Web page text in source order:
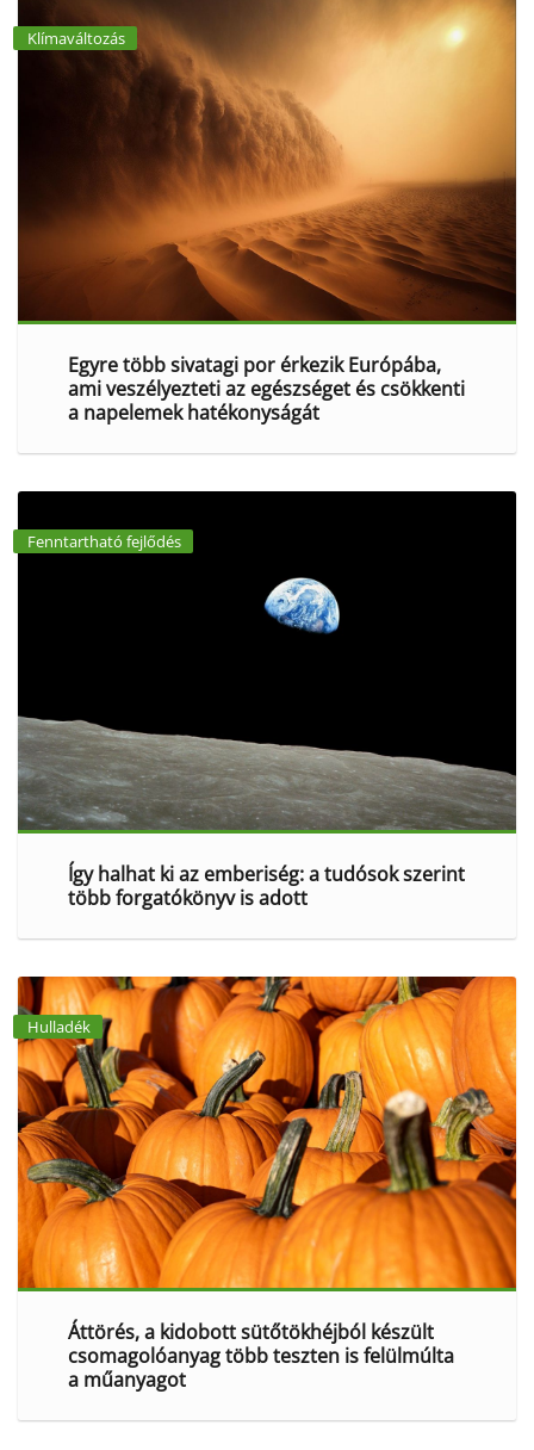
Klímaváltozás
Egyre több sivatagi por érkezik Európába,
ami veszélyezteti az egészséget és csökkenti
a napelemek hatékonyságát
Fenntartható fejlődés
Így halhat ki az emberiség: a tudósok szerint
több forgatókönyv is adott
Hulladék
Áttörés, a kidobott sütőtökhéjból készült
csomagolóanyag több teszten is felülmúlta
a műanyagot